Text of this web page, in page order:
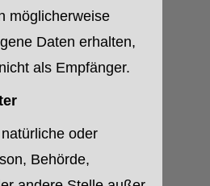
möglicherweise
Daten erhalten,
als Empfänger.
oder
Behörde,